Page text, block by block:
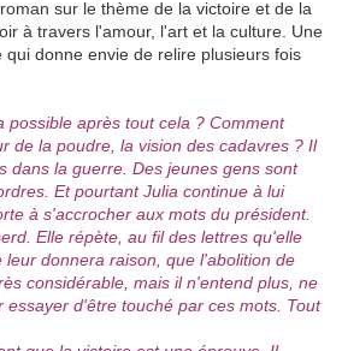
sur le thème de la victoire et de la
à travers l'amour, l'art et la culture. Une
qui donne envie de relire plusieurs fois
possible après tout cela ? Comment
de la poudre, la vision des cadavres ? Il
dans la guerre. Des jeunes gens sont
Et pourtant Julia continue à lui
à s'accrocher aux mots du président.
Elle répète, au fil des lettres qu'elle
leur donnera raison, que l'abolition de
considérable, mais il n'entend plus, ne
essayer d'être touché par ces mots. Tout